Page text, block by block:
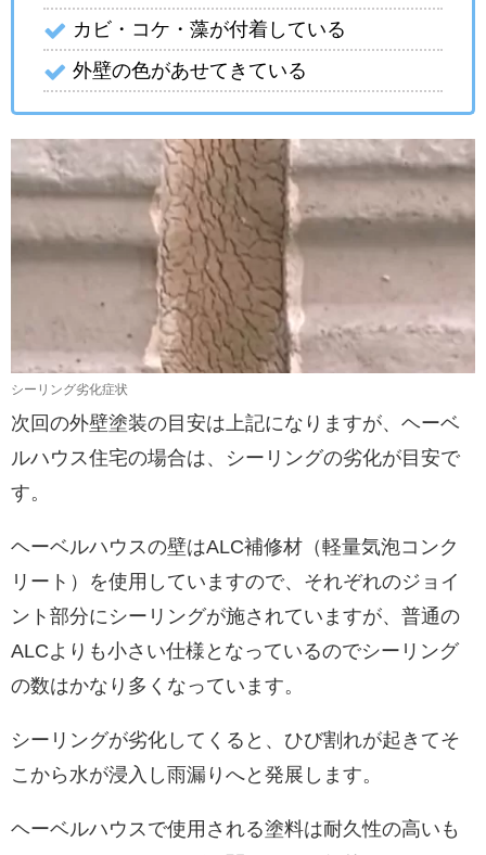
カビ・コケ・藻が付着している
外壁の色があせてきている
シーリング劣化症状
次回の外壁塗装の目安は上記になりますが、ヘーベ
ルハウス住宅の場合は、シーリングの劣化が目安で
す。
ヘーベルハウスの壁はALC補修材（軽量気泡コンク
リート）を使用していますので、それぞれのジョイ
ント部分にシーリングが施されていますが、普通の
ALCよりも小さい仕様となっているのでシーリング
の数はかなり多くなっています。
シーリングが劣化してくると、ひび割れが起きてそ
こから水が浸入し雨漏りへと発展します。
ヘーベルハウスで使用される塗料は耐久性の高いも